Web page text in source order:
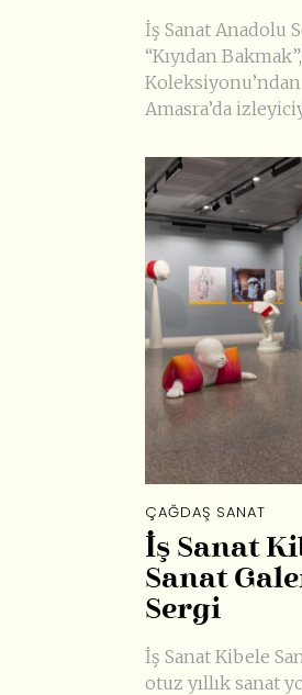
İş Sanat Anadolu
“Kıyıdan
Amasra’da
ÇAĞDAŞ SANAT
İş Sanat
Sanat
Sergi
İş Sanat Kibele
otuz yıllık sanat